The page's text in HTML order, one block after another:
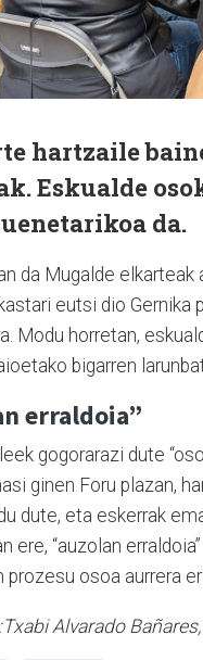
hartzaile
Eskualde
da.
da Mugalde
eutsi dio Gernika
Modu horretan,
bigarren
erraldoia”
gogorarazi dute
ginen Foru plazan,
dute, eta eskerrak
ere, “auzolan
prozesu osoa aurrera
Alvarado